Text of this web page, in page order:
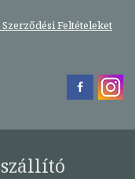
Feltételeket